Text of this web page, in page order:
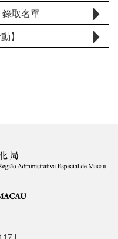
錄取名單
】